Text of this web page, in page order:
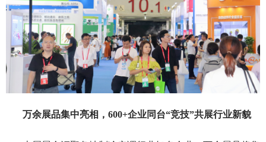
万余展品集中亮相， 600+企业同台“竞技”共展行业新貌